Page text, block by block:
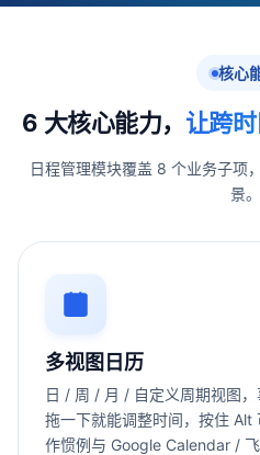
核心
6 大核心能力， 让跨
日程管理模块覆盖 8 个业务子项
景。
多视图日历
日 / 周 / 月 / 自定义周期视图
拖一下就能调整时间，按住 Alt
作惯例与 Google Calendar / 飞